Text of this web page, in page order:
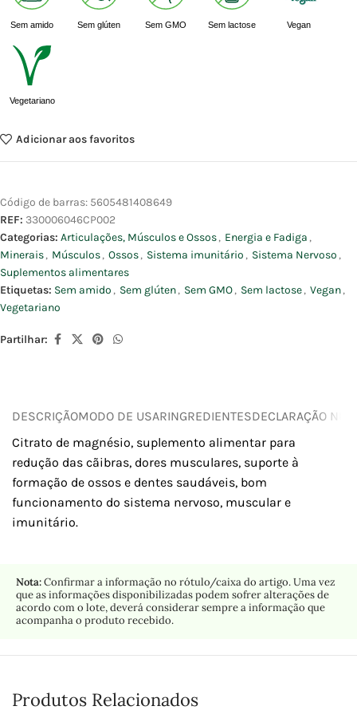
Sem amido Sem glúten Sem GMO Sem lactose Vegan
Vegetariano
Adicionar aos favoritos
Código de barras: 5605481408649
REF: 330006046CP002
Categorias: Articulações, Músculos e Ossos, Energia e Fadiga ,
Minerais, Músculos, Ossos, Sistema imunitário , Sistema Nervoso ,
Suplementos alimentares
Etiquetas: Sem amido , Sem glúten, Sem GMO, Sem lactose, Vegan,
Vegetariano
Partilhar:
DESCRIÇÃOMODO DE USARINGREDIENTESDECLARAÇÃO
Citrato de magnésio, suplemento alimentar para
redução das cãibras, dores musculares, suporte à
formação de ossos e dentes saudáveis, bom
funcionamento do sistema nervoso, muscular e
imunitário.
Nota:Confirmar a informação no rótulo/caixa do artigo. Uma vez
que as informações disponibilizadas podem sofrer alterações de
acordo com o lote, deverá considerar sempre a informação que
acompanha o produto recebido.
Produtos Relacionados